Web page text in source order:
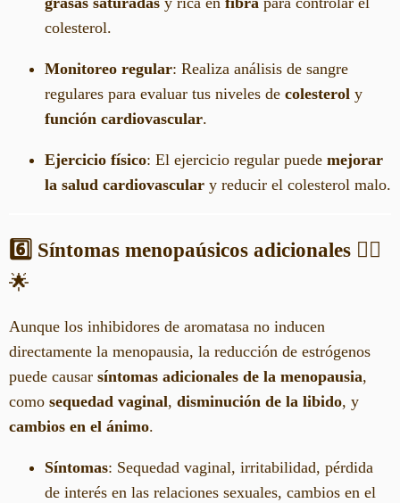
colesterol.
Monitoreo regular: Realiza análisis de sangre
regulares para evaluar tus niveles de colesterol y
función cardiovascular.
Ejercicio físico: El ejercicio regular puede mejorar
la salud cardiovascular y reducir el colesterol malo.
6️⃣ Síntomas menopaúsicos adicionales 🧖‍♀️
🌟
Aunque los inhibidores de aromatasa no inducen
directamente la menopausia, la reducción de estrógenos
puede causar síntomas adicionales de la menopausia,
como sequedad vaginal, disminución de la libido, y
cambios en el ánimo.
Síntomas: Sequedad vaginal, irritabilidad, pérdida
de interés en las relaciones sexuales, cambios en el